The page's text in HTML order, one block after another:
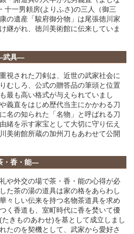
十一男頼房(よりふさ)の三人（御三
の遺産「駿府御分物」は尾張徳川家
継がれ、徳川美術館に伝来していま
武具―
視された刀剣は、近世の武家社会に
むしろ、公式の贈答品の筆頭と位置
最も高い格式が与えられていまし
義直をはじめ歴代当主にかかわる刀
名の知られた「名物」と呼ばれる刀
緒を示す家宝として大切に守り伝え
美術館所蔵の加州刀もあわせて公開
香・能―
や外交の場で茶・香・能の心得が必
た茶の湯の道具は家の格をあらわし
々しい伝来を持つ名物茶道具を求め
く香道も、室町時代に香を焚いて優
きものあわせ)を基として成立しまし
たのを契機として、武家から愛好さ